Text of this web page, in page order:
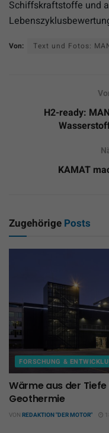
Schiffskraftstoffe und
Von: Text und Fotos:
H2-ready:
KAMAT
Zugehörige Posts
FORSCHUNG &
Wärme aus der
Geothermie
VON REDAKTION "DER MOTOR"